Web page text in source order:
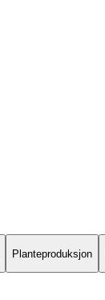
Planteproduksjon